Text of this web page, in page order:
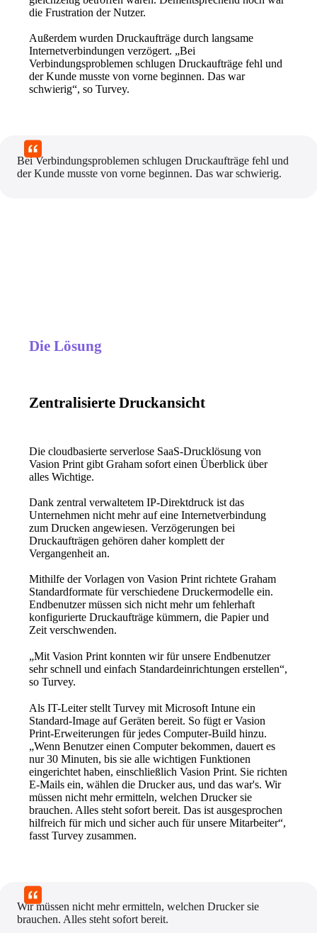
die Frustration der Nutzer.
Außerdem wurden Druckaufträge durch langsame
Internetverbindungen verzögert. „Bei
Verbindungsproblemen schlugen Druckaufträge fehl und
der Kunde musste von vorne beginnen. Das war
schwierig“, so Turvey.
Bei Verbindungsproblemen schlugen Druckaufträge fehl und
der Kunde musste von vorne beginnen. Das war schwierig.
Die Lösung
Zentralisierte Druckansicht
Die cloudbasierte serverlose SaaS-Drucklösung von
Vasion Print gibt Graham sofort einen Überblick über
alles Wichtige.
Dank zentral verwaltetem IP-Direktdruck ist das
Unternehmen nicht mehr auf eine Internetverbindung
zum Drucken angewiesen. Verzögerungen bei
Druckaufträgen gehören daher komplett der
Vergangenheit an.
Mithilfe der Vorlagen von Vasion Print richtete Graham
Standardformate für verschiedene Druckermodelle ein.
Endbenutzer müssen sich nicht mehr um fehlerhaft
konfigurierte Druckaufträge kümmern, die Papier und
Zeit verschwenden.
„Mit Vasion Print konnten wir für unsere Endbenutzer
sehr schnell und einfach Standardeinrichtungen erstellen“,
so Turvey.
Als IT-Leiter stellt Turvey mit Microsoft Intune ein
Standard-Image auf Geräten bereit. So fügt er Vasion
Print-Erweiterungen für jedes Computer-Build hinzu.
„Wenn Benutzer einen Computer bekommen, dauert es
nur 30 Minuten, bis sie alle wichtigen Funktionen
eingerichtet haben, einschließlich Vasion Print. Sie richten
E-Mails ein, wählen die Drucker aus, und das war's. Wir
müssen nicht mehr ermitteln, welchen Drucker sie
brauchen. Alles steht sofort bereit. Das ist ausgesprochen
hilfreich für mich und sicher auch für unsere Mitarbeiter“,
fasst Turvey zusammen.
Wir müssen nicht mehr ermitteln, welchen Drucker sie
brauchen. Alles steht sofort bereit.